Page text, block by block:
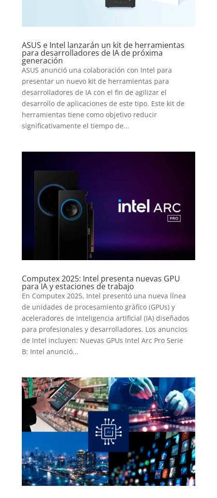
ASUS e Intel lanzarán un kit de herramientas
para desarrolladores de IA de próxima
generación
ASUS anunció una colaboración con Intel para
presentar un nuevo kit de herramientas para
desarrolladores de IA con el fin de agilizar el
desarrollo de aplicaciones de este tipo. Este kit de
herramientas tiene como objetivo reducir
significativamente el tiempo de...
Computex 2025: Intel presenta nuevas GPU
para IA y estaciones de trabajo
En Computex 2025, Intel presentó una nueva línea
de unidades de procesamiento gráfico (GPUs) y
aceleradores de inteligencia artificial (IA) diseñados
para profesionales y desarrolladores. Los anuncios
de Intel incluyen: Nuevas GPUs Intel Arc Pro Serie
B: Intel anunció...